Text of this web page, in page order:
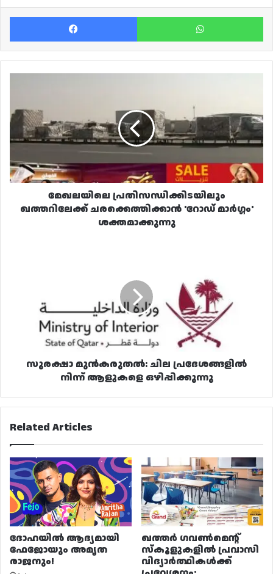
Facebook
ചരക്കെത്തിക്കാൻ
'റോഡ്
മാർഗ്ഗം'
മേഖലയിലെ പ്രതിസന്ധിക്കിടയിലും
ഖത്തറിലേക്ക് ചരക്കെത്തിക്കാൻ 'റോഡ് മാർഗ്ഗം'
ശക്തമാക്കുന്നു
ആളുകളെ
ഒഴിപ്പിക്കുന്നു
സുരക്ഷാ മുൻകരുതൽ: ചില പ്രദേശങ്ങളിൽ
നിന്ന് ആളുകളെ ഒഴിപ്പിക്കുന്നു
Related Articles
ദോഹയിൽ ആദ്യമായി
ഫേജോയും അമൃത
രാജനും!
ഖത്തർ ഗവൺമെന്റ്
സ്കൂളുകളിൽ പ്രവാസി
വിദ്യാർത്ഥികൾക്ക്